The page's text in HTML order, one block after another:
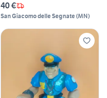
40 €
San Giacomo delle Segnate(MN)